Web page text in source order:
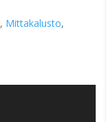
, Mittakalusto,